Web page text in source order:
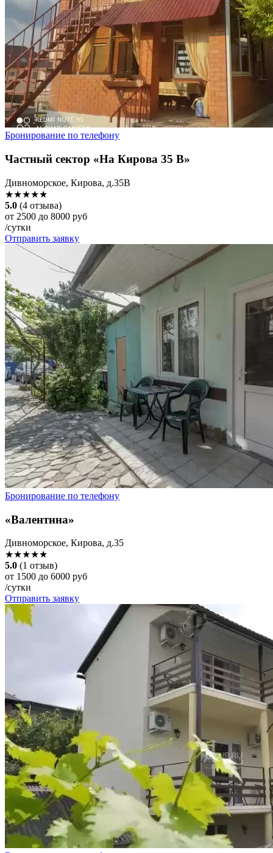
Бронирование по телефону
Частный сектор «На Кирова 35 В»
Дивноморское, Кирова, д.35В
★★★★★
5.0 (4 отзыва)
от 2500 до 8000 руб
/сутки
Отправить заявку
Бронирование по телефону
«Валентина»
Дивноморское, Кирова, д.35
★★★★★
5.0 (1 отзыв)
от 1500 до 6000 руб
/сутки
Отправить заявку